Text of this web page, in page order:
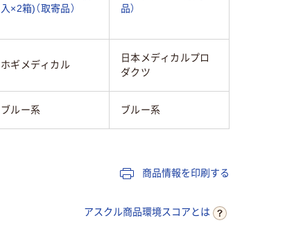
入×2箱)（取寄品）
品）
ホギメディカル
日本メディカルプロ
ダクツ
ブルー系 ブルー系
商品情報を印刷する
アスクル商品環境スコアとは